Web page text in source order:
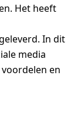
Het heeft
In dit
media
en